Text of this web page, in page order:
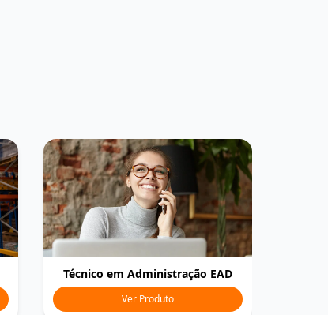
Técnico em Administração EAD
Ver Produto